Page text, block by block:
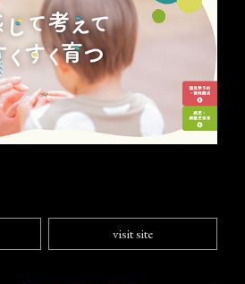
visit site